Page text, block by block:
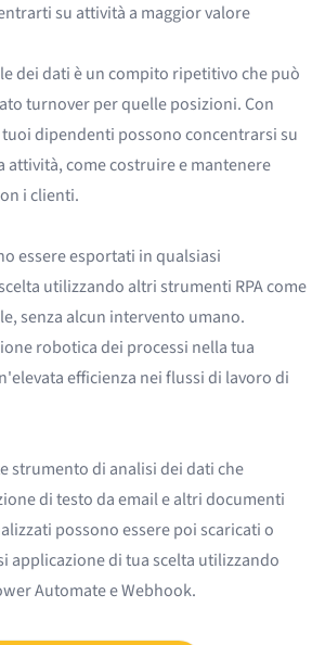
su attività a maggior valore
dei dati è un compito ripetitivo che può
turnover per quelle posizioni. Con
tuoi dipendenti possono concentrarsi su
attività, come costruire e mantenere
i clienti.
essere esportati in qualsiasi
utilizzando altri strumenti RPA come
senza alcun intervento umano.
robotica dei processi nella tua
efficienza nei flussi di lavoro di
strumento di analisi dei dati che
di testo daemaile altri documenti
possono essere poi scaricati o
applicazione di tua scelta utilizzando
AutomateeWebhook.